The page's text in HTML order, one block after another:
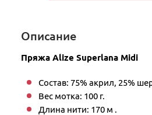
Описание
Пряжа Alize Superlana Midi
Состав: 75% акрил, 25%
Вес мотка: 100 г.
Длина нити: 170 м .